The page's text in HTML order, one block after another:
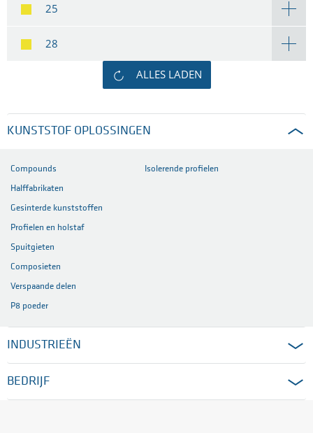
25
28
ALLES LADEN
KUNSTSTOF OPLOSSINGEN
Compounds
Halffabrikaten
Gesinterde kunststoffen
Profielen en holstaf
Spuitgieten
Composieten
Verspaande delen
P8 poeder
Isolerende profielen
INDUSTRIEËN
BEDRIJF